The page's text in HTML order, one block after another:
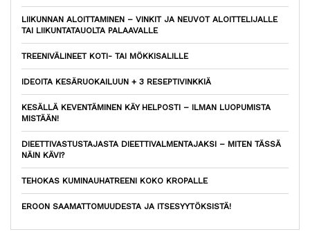
LIIKUNNAN ALOITTAMINEN – VINKIT JA NEUVOT ALOITTELIJALLE
TAI LIIKUNTATAUOLTA PALAAVALLE
TREENIVÄLINEET KOTI- TAI MÖKKISALILLE
IDEOITA KESÄRUOKAILUUN + 3 RESEPTIVINKKIÄ
KESÄLLÄ KEVENTÄMINEN KÄY HELPOSTI – ILMAN LUOPUMISTA
MISTÄÄN!
DIEETTIVASTUSTAJASTA DIEETTIVALMENTAJAKSI – MITEN TÄSSÄ
NÄIN KÄVI?
TEHOKAS KUMINAUHATREENI KOKO KROPALLE
EROON SAAMATTOMUUDESTA JA ITSESYYTÖKSISTÄ!